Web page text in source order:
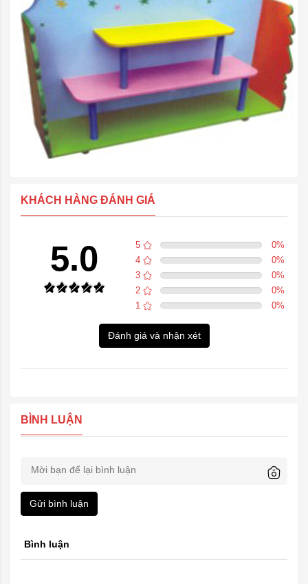
KHÁCH HÀNG ĐÁNH GIÁ
5.0 5 0%
4
0%
3
0%
2
0%
1
0%
Đánh giá và nhận xét
BÌNH LUẬN
Gửi bình luận
Bình luận